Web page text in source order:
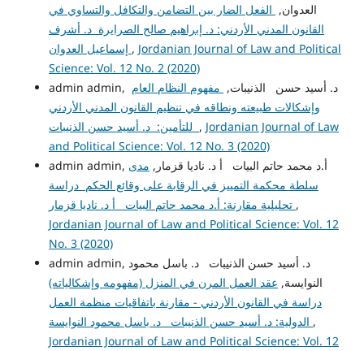
العدوان, الفعل الضار بين التضامن والتكافل والتساوي في
القانون المدني الأردني: د. إبراهيم صالح الصرايرة د. أشرف
, Jordanian Journal of Law and Political
Science: Vol. 12 No. 2 (2020)
admin admin, د. أسيد حسن الذنيبات, مفهوم النظام العام
وإشكالات طبيعته ونطاقه في تنظيم القانون المدني الأردني
, Jordanian Journal of Law
and Political Science: Vol. 12 No. 3 (2020)
admin admin, أ.د محمد حاتم البيات أ د. ناديا قزمار, مدى
سلطة محكمة التمييز في الرقابة على وقائع الحكم دراسة
تحليلية مقارنة: أ.د محمد حاتم البيات أ د. ناديا قزمار ,
Jordanian Journal of Law and Political Science: Vol. 12
No. 3 (2020)
admin admin, د. أسيد حسن الذنيبات د. باسل محمود
النوايسة, عقد العمل المرن في المنزل (مفهومه وإشكالياته)
دراسة في القانون الأردني - مقارنة باتفاقيات منظمة العمل
,
Jordanian Journal of Law and Political Science: Vol. 12